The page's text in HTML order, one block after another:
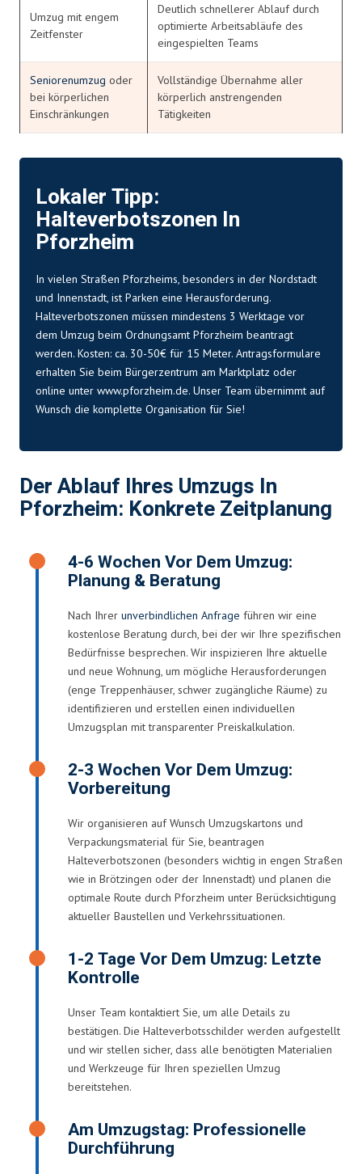
Umzug mit engem
Zeitfenster
Deutlich schnellerer Ablauf durch
optimierte Arbeitsabläufe des
eingespielten Teams
Seniorenumzug oder
bei körperlichen
Einschränkungen
Vollständige Übernahme aller
körperlich anstrengenden
Tätigkeiten
Lokaler Tipp:
Halteverbotszonen In
Pforzheim
In vielen Straßen Pforzheims, besonders in der Nordstadt
und Innenstadt, ist Parken eine Herausforderung.
Halteverbotszonen müssen mindestens 3 Werktage vor
dem Umzug beim Ordnungsamt Pforzheim beantragt
werden. Kosten: ca. 30-50€ für 15 Meter. Antragsformulare
erhalten Sie beim Bürgerzentrum am Marktplatz oder
online unter www.pforzheim.de. Unser Team übernimmt auf
Wunsch die komplette Organisation für Sie!
Der Ablauf Ihres Umzugs In
Pforzheim: Konkrete Zeitplanung
4-6 Wochen Vor Dem Umzug:
Planung & Beratung
Nach Ihrer unverbindlichen Anfrage führen wir eine
kostenlose Beratung durch, bei der wir Ihre spezifischen
Bedürfnisse besprechen. Wir inspizieren Ihre aktuelle
und neue Wohnung, um mögliche Herausforderungen
(enge Treppenhäuser, schwer zugängliche Räume) zu
identifizieren und erstellen einen individuellen
Umzugsplan mit transparenter Preiskalkulation.
2-3 Wochen Vor Dem Umzug:
Vorbereitung
Wir organisieren auf Wunsch Umzugskartons und
Verpackungsmaterial für Sie, beantragen
Halteverbotszonen (besonders wichtig in engen Straßen
wie in Brötzingen oder der Innenstadt) und planen die
optimale Route durch Pforzheim unter Berücksichtigung
aktueller Baustellen und Verkehrssituationen.
1-2 Tage Vor Dem Umzug: Letzte
Kontrolle
Unser Team kontaktiert Sie, um alle Details zu
bestätigen. Die Halteverbotsschilder werden aufgestellt
und wir stellen sicher, dass alle benötigten Materialien
und Werkzeuge für Ihren speziellen Umzug
bereitstehen.
Am Umzugstag: Professionelle
Durchführung